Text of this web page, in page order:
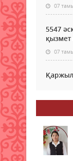
07
5547
қызмет
07
07
Ауыл
07